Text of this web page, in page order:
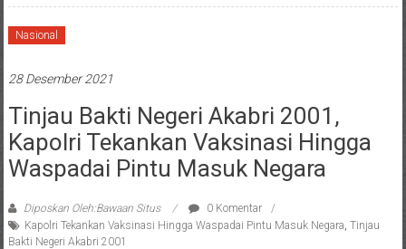
Nasional
28 Desember 2021
Tinjau Bakti Negeri Akabri 2001,
Kapolri Tekankan Vaksinasi Hingga
Waspadai Pintu Masuk Negara
Diposkan Oleh:Bawaan Situs
0 Komentar
Kapolri Tekankan Vaksinasi Hingga Waspadai Pintu Masuk Negara, Tinjau
Bakti Negeri Akabri 2001